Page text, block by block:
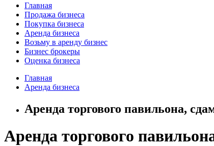
Главная
Продажа бизнеса
Покупка бизнеса
Аренда бизнеса
Возьму в аренду бизнес
Бизнес брокеры
Оценка бизнеса
Главная
Аренда бизнеса
Аренда торгового павильона,
Аренда торгового